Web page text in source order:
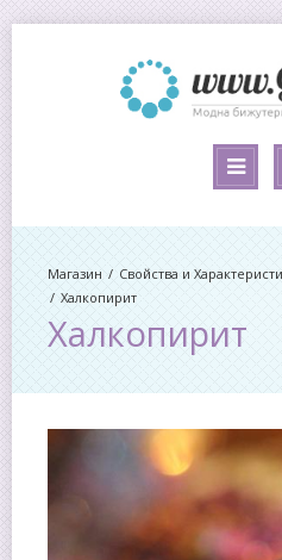
Магазин
Свойства и
Халкопирит
Халкопирит